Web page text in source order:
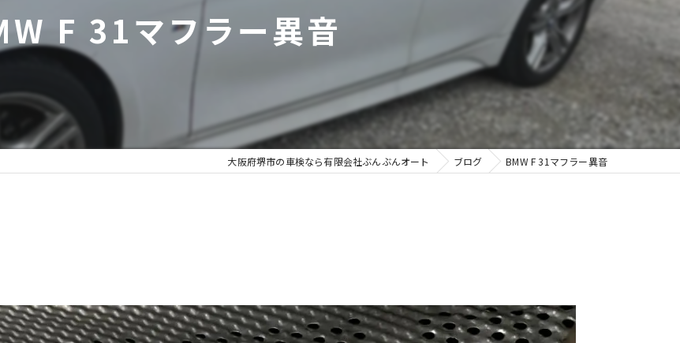
外車
F 31マフラー異音
大阪府堺市の車検なら有限会社ぶんぶんオート ブログ BMW F 31マフラー異音